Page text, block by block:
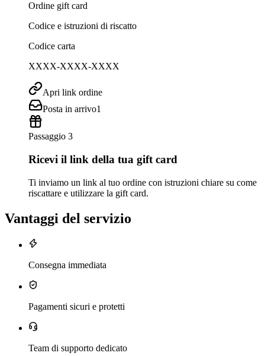
Ordine gift card
Codice e istruzioni di riscatto
Codice carta
XXXX-XXXX-XXXX
Apri link ordine
Posta in arrivo1
Passaggio 3
Ricevi il link della tua gift card
Ti inviamo un link al tuo ordine con istruzioni chiare su come
riscattare e utilizzare la gift card.
Vantaggi del servizio
Consegna immediata
Pagamenti sicuri e protetti
Team di supporto dedicato